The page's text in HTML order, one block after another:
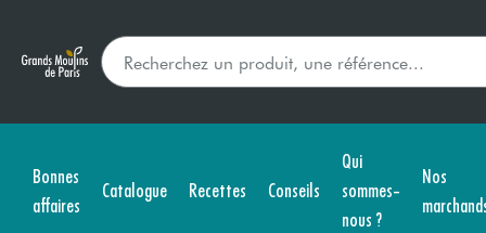
Bonnes
affaires
Catalogue Recettes Conseils
Qui
sommes-
nous ?
Nos